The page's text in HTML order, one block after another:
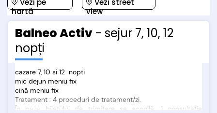
Vezi pe
hartă
Vezi street
view
Balneo Activ - sejur 7, 10, 12
nopți
cazare 7, 10 si 12 nopti
mic dejun meniu fix
cină meniu fix
Tratament : 4 proceduri de tratament/zi.
În baza biletului de trimitere se acordă: 1 consultație